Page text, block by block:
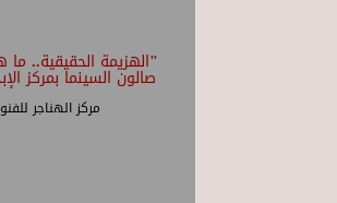
"الهزيمة الحقيقية..
صالون السينما بمركز
مركز الهناجر